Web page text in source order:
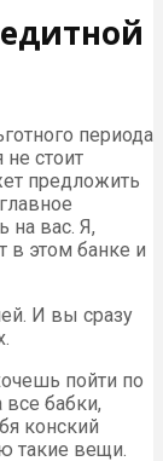
периода
стоит
предложить
на вас. Я,
в этом банке и
И вы сразу
пойти по
бабки,
конский
такие вещи.